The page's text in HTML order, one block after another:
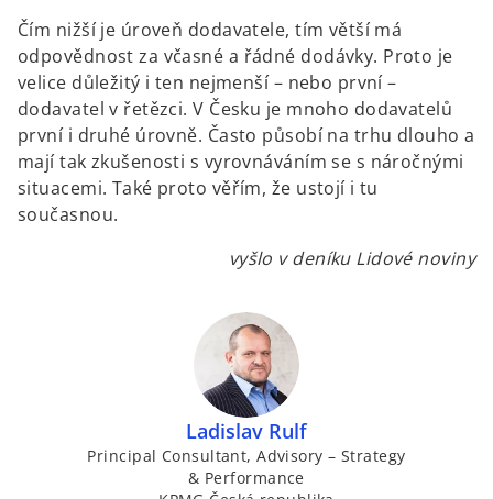
Čím nižší je úroveň dodavatele, tím větší má
odpovědnost za včasné a řádné dodávky. Proto je
velice důležitý i ten nejmenší – nebo první –
dodavatel v řetězci. V Česku je mnoho dodavatelů
první i druhé úrovně. Často působí na trhu dlouho a
mají tak zkušenosti s vyrovnáváním se s náročnými
situacemi. Také proto věřím, že ustojí i tu
současnou.
vyšlo v deníku Lidové noviny
Ladislav Rulf
Principal Consultant, Advisory – Strategy
& Performance